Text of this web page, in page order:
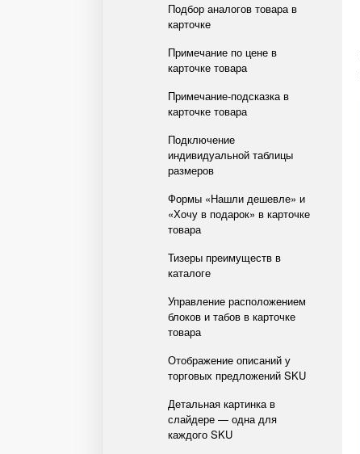
Подбор аналогов товара в
карточке
Примечание по цене в
карточке товара
Примечание-подсказка в
карточке товара
Подключение
индивидуальной таблицы
размеров
Формы «Нашли дешевле» и
«Хочу в подарок» в карточке
товара
Тизеры преимуществ в
каталоге
Управление расположением
блоков и табов в карточке
товара
Отображение описаний у
торговых предложений SKU
Детальная картинка в
слайдере — одна для
каждого SKU